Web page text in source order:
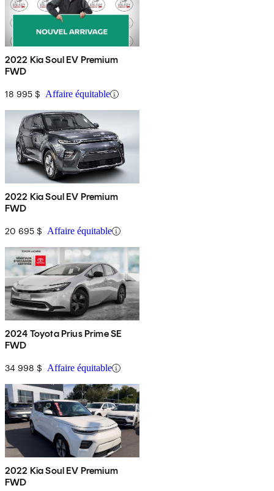
2022 Kia Soul EV Premium
FWD
18 995 $ Affaire équitable
2022 Kia Soul EV Premium
FWD
20 695 $ Affaire équitable
2024 Toyota Prius Prime SE
FWD
34 998 $ Affaire équitable
2022 Kia Soul EV Premium
FWD